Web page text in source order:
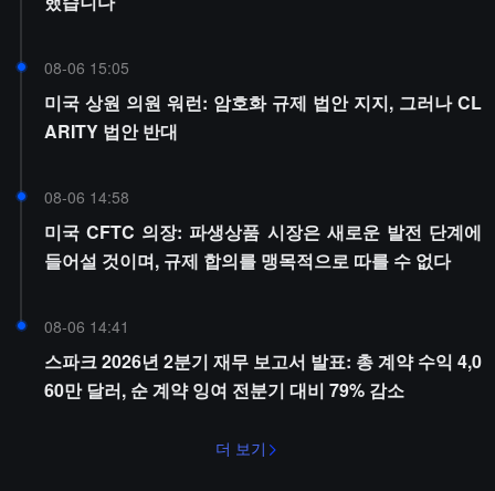
08-06 15:05
미국 상원 의원 워런: 암호화 규제 법안 지지, 그러나 CL
ARITY 법안 반대
08-06 14:58
미국 CFTC 의장: 파생상품 시장은 새로운 발전 단계에
들어설 것이며, 규제 합의를 맹목적으로 따를 수 없다
08-06 14:41
스파크 2026년 2분기 재무 보고서 발표: 총 계약 수익 4,0
60만 달러, 순 계약 잉여 전분기 대비 79% 감소
더 보기